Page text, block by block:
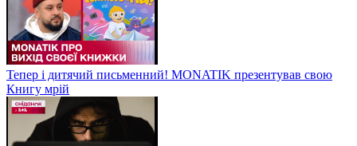
Тепер і дитячий письменний! MONATIK презентував свою
Книгу мрій